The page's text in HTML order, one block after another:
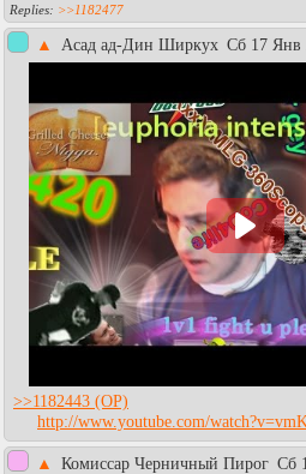
>>1182477
▲ Асад ад-Дин Ширкух Сб 17 Янв
>>1182443
http://www.youtube.com/
▲ Комиссар Черничный Пирог Сб